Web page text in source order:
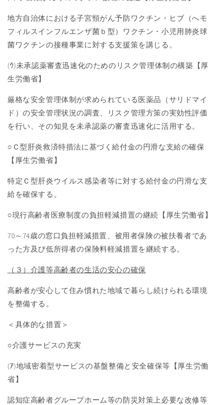
地方自治体における子宮頸がん予防ワクチン・ヒブ（へモ
フィルスインフルエンザ菌ｂ型）ワクチン・小児用肺炎球
菌ワクチンの接種事業に対する支援策を講じる。
(ｳ)未承認薬審査迅速化のためのリスク管理体制の構築【厚
生労働省】
厳格な安全管理体制が求められている医薬品（サリドマイ
ド）の安全管理状況の調査、リスク管理方策の実効性評価
を行い、その知見を未承認薬の審査迅速化に活用する。
○Ｃ型肝炎救済特措法に基づく給付金の円滑な支給の確保
【厚生労働省】
特定Ｃ型肝炎ウイルス感染者等に対する給付金の円滑な支
給を確保する。
○現行高齢者医療制度の負担軽減措置の継続【厚生労働省】
70～ 74歳の窓口負担軽減措置、被用者保険の被扶養者であ
った方及び低所得者の保険料軽減措置を継続する。
（３）介護等高齢者の生活の安心の確保
高齢者が安心して住み慣れた地域で暮らし続けられる環境
を整備する。
＜具体的な措置＞
○介護サービスの充実
(ｱ)地域密着型サービスの基盤整備と安全確保等【厚生労働
省】
認知症高齢者グループホーム等の防災対策上必要な改修等